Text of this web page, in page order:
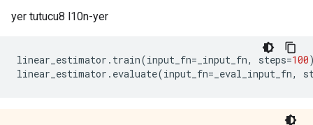
  }
yer tutucu8 l10n-yer
linear_estimator . train(input_fn= _input_fn, steps=100
linear_estimator . evaluate(input_fn= _eval_input_fn,